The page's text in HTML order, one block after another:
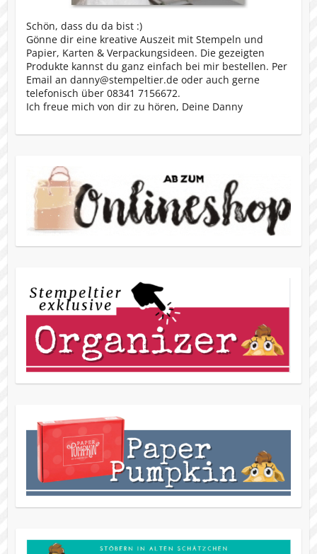
Schön, dass du da bist :)
Gönne dir eine kreative Auszeit mit Stempeln und
Papier, Karten & Verpackungsideen. Die gezeigten
Produkte kannst du ganz einfach bei mir bestellen. Per
Email an danny@stempeltier.de oder auch gerne
telefonisch über 08341 7156672.
Ich freue mich von dir zu hören, Deine Danny